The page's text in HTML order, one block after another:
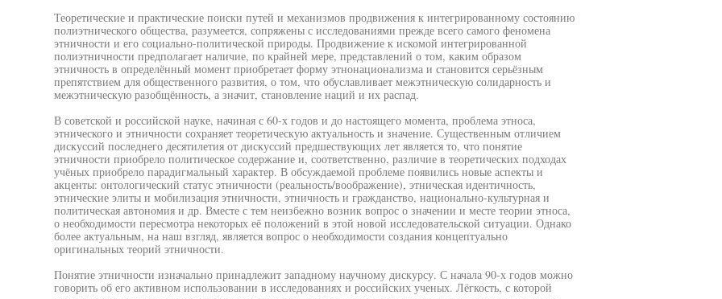
Теоретические и практические поиски путей и механизмов продвижения к интегрированному состоянию
полиэтнического общества, разумеется, сопряжены с исследованиями прежде всего самого феномена
этничности и его социально-политической природы. Продвижение к искомой интегрированной
полиэтничности предполагает наличие, по крайней мере, представлений о том, каким образом
этничность в определённый момент приобретает форму этнонационализма и становится серьёзным
препятствием для общественного развития, о том, что обуславливает межэтническую солидарность и
межэтническую разобщённость, а значит, становление наций и их распад.
В советской и российской науке, начиная с 60-х годов и до настоящего момента, проблема этноса,
этнического и этничности сохраняет теоретическую актуальность и значение. Существенным отличием
дискуссий последнего десятилетия от дискуссий предшествующих лет является то, что понятие
этничности приобрело политическое содержание и, соответственно, различие в теоретических подходах
учёных приобрело парадигмальный характер. В обсуждаемой проблеме появились новые аспекты и
акценты: онтологический статус этничности (реальность/воображение), этническая идентичность,
этнические элиты и мобилизация этничности, этничность и гражданство, национально-культурная и
политическая автономия и др. Вместе с тем неизбежно возник вопрос о значении и месте теории этноса,
о необходимости пересмотра некоторых её положений в этой новой исследовательской ситуации. Однако
более актуальным, на наш взгляд, является вопрос о необходимости создания концептуально
оригинальных теорий этничности.
Понятие этничности изначально принадлежит западному научному дискурсу. С начала 90-х годов можно
говорить об его активном использовании в исследованиях и российских ученых. Лёгкость, с которой